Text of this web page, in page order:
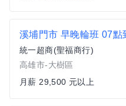
統一超商(聖福商行)
高雄市-大樹區
月薪 29,500 元以上